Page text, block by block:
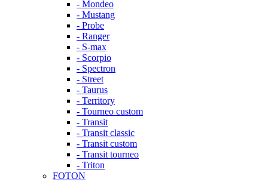
- Mondeo
- Mustang
- Probe
- Ranger
- S-max
- Scorpio
- Spectron
- Street
- Taurus
- Territory
- Tourneo custom
- Transit
- Transit classic
- Transit custom
- Transit tourneo
- Triton
FOTON